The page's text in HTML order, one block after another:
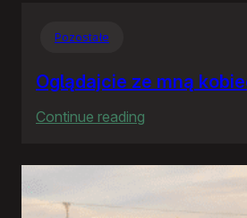
Pozostałe
Oglądajcie ze mną
Continue reading
ze
kobiecy